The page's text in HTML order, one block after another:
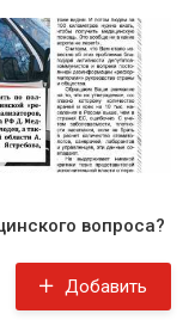
вопроса?
Добавить